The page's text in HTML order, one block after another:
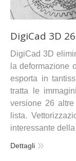
DigiCad 3D
DigiCad 3D
la deformazione
esporta in
tratta le
versione 26
lista.
interessante
Dettagli